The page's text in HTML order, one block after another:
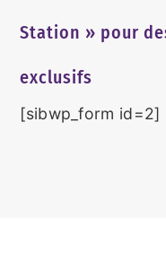
Station » pour
exclusifs
[sibwp_form id=2]